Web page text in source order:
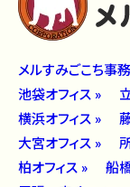
メルすみごこち事
池袋オフィス »
横浜オフィス »
大宮オフィス »
柏オフィス »
船